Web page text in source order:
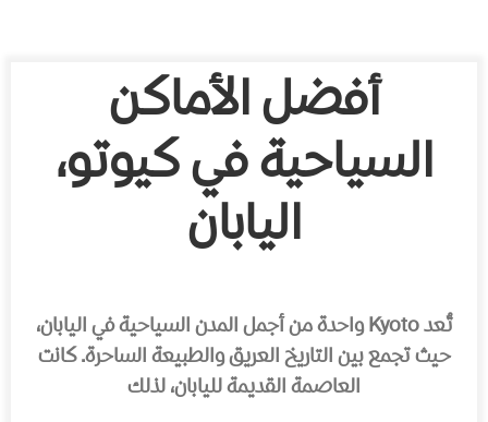
أفضل الأماكن
السياحية في كيوتو،
اليابان
تُعد Kyoto واحدة من أجمل المدن السياحية في اليابان،
حيث تجمع بين التاريخ العريق والطبيعة الساحرة. كانت
العاصمة القديمة لليابان، لذلك